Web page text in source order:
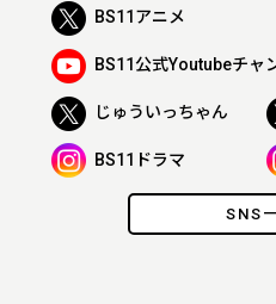
SNS
BS11アニメ
BS11公式Youtubeチャ
じゅういっちゃん
BS11ドラマ